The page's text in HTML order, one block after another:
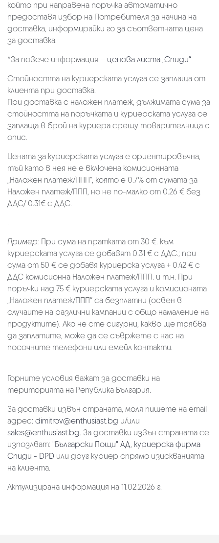
който при направена поръчка автоматично
предоставя избор на Потребителя за начина на
доставка, информирайки го за съответната цена
за доставка.
*За повече информация – ценова листа „Спиди“
Стойността на куриерската услуга се заплаща от
клиента при доставка.
При доставка с наложен платеж, дължимата сума за
стойността на поръчката и куриерската услуга се
заплаща в брой на куриера срещу товарителница с
опис.
Цената за куриерската услуга е ориентировъчна,
тъй като в нея не е включена комисионната
„Наложен платеж/ППП“, която е 0.7% от сумата за
Наложен платеж/ППП, но не по-малко от 0.26 € без
ДДС/ 0.31€ с ДДС.
.
Пример: При сума на пратката от 30 €. към
куриерската услуга се добавят 0.31 € с ДДС.; при
сума от 50 € се добавя куриерска услуга + 0.42 € с
ДДС комисионна Наложен платеж/ППП. и т.н. При
поръчки над 75 € куриерската услуга и комисионата
„Наложен платеж/ППП“ са безплатни (освен в
случаите на различни кампании с общо намаление на
продуктите). Ако не сте сигурни, какво ще трябва
да заплатите, може да се съвржете с нас на
посочните телефони или емейл контакти.
Горните условия важат за доставки на
територията на Република България.
За доставки извън страната, моля пишете на email
адрес: dimitrov@enthusiast.bg и/или
sales@enthusiast.bg. За доставки извън страната се
изпозлват: "Български Пощи" АД, куриерска фирма
Спиди - DPD или друг куриер спрямо изискванията
на клиента.
Актулизирана информация на 11.02.2026 г.